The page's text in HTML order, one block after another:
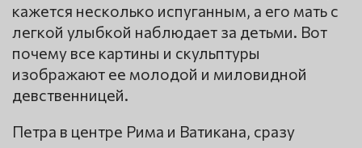
кажется несколько испуганным, а его мать с
легкой улыбкой наблюдает за детьми. Вот
почему все картины и скульптуры
изображают ее молодой и миловидной
девственницей.
Петра в центре Рима и Ватикана, сразу